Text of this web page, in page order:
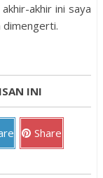
akhir ini saya
dimengerti.
INI
Share